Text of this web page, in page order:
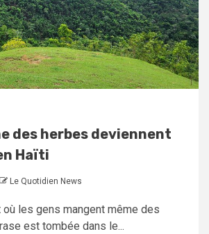
des herbes deviennent
Haïti
Le Quotidien News
où les gens mangent même des
est tombée dans le...